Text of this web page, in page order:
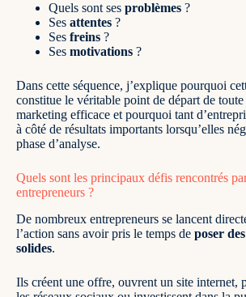
Quels sont ses problèmes ?
Ses attentes ?
Ses freins ?
Ses motivations ?
Dans cette séquence, j’explique pourquoi
constitue le véritable point de départ de toute
marketing efficace et pourquoi tant
à côté de résultats importants lorsqu’elles
phase d’analyse.
Quels sont les principaux défis rencontrés
entrepreneurs ?
De nombreux entrepreneurs se lancent
l’action sans avoir pris le temps de poser
solides.
Ils créent une offre, ouvrent un site internet,